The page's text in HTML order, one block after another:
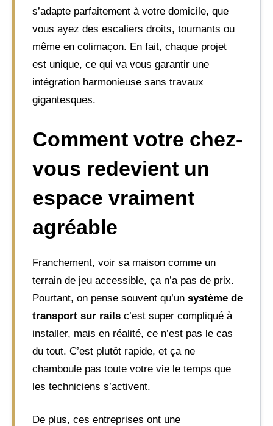
s’adapte parfaitement à votre domicile, que
vous ayez des escaliers droits, tournants ou
même en colimaçon. En fait, chaque projet
est unique, ce qui va vous garantir une
intégration harmonieuse sans travaux
gigantesques.
Comment votre chez-
vous redevient un
espace vraiment
agréable
Franchement, voir sa maison comme un
terrain de jeu accessible, ça n’a pas de prix.
Pourtant, on pense souvent qu’un système de
transport sur rails c’est super compliqué à
installer, mais en réalité, ce n’est pas le cas
du tout. C’est plutôt rapide, et ça ne
chamboule pas toute votre vie le temps que
les techniciens s’activent.
De plus, ces entreprises ont une